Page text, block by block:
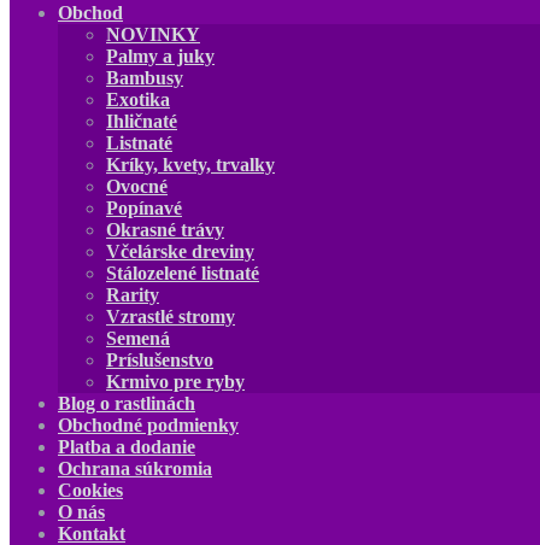
Obchod
NOVINKY
Palmy a juky
Bambusy
Exotika
Ihličnaté
Listnaté
Kríky, kvety, trvalky
Ovocné
Popínavé
Okrasné trávy
Včelárske dreviny
Stálozelené listnaté
Rarity
Vzrastlé stromy
Semená
Príslušenstvo
Krmivo pre ryby
Blog o rastlinách
Obchodné podmienky
Platba a dodanie
Ochrana súkromia
Cookies
O nás
Kontakt